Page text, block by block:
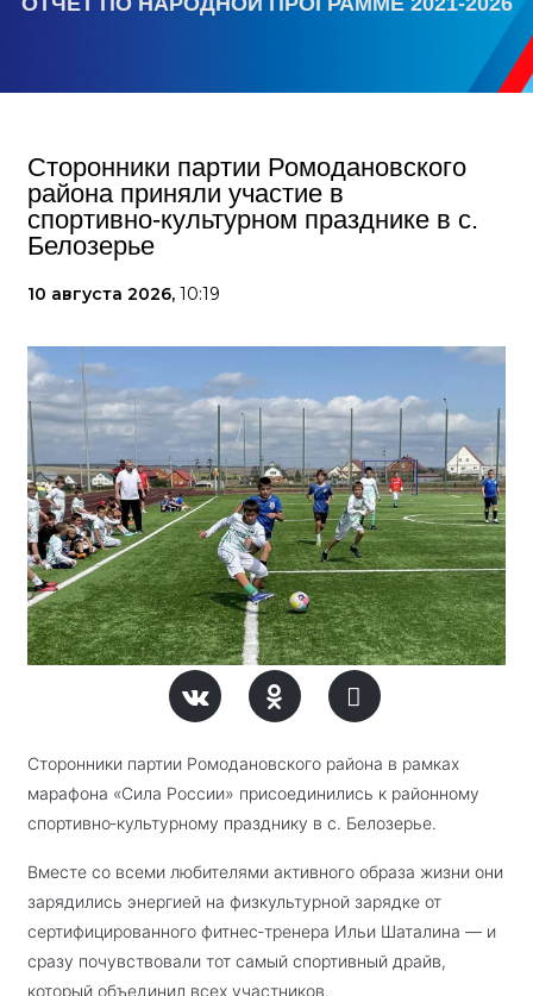
Сторонники партии Ромодановского
района приняли участие в
спортивно‑культурном празднике в с.
Белозерье
10 августа 2026, 10:19
Сторонники партии Ромодановского района в рамках
марафона «Сила России» присоединились к районному
спортивно‑культурному празднику в с. Белозерье.
Вместе со всеми любителями активного образа жизни они
зарядились энергией на физкультурной зарядке от
сертифицированного фитнес‑тренера Ильи Шаталина — и
сразу почувствовали тот самый спортивный драйв,
который объединил всех участников.